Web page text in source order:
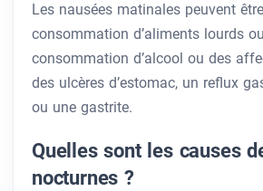
Les nausées matinales peuvent
consommation d’aliments lourds
consommation d’alcool ou des
des ulcères d’estomac, un reflux
ou une gastrite.
Quelles sont les causes
nocturnes ?